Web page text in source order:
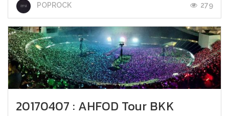
POPROCK 279
20170407 : AHFOD Tour BKK